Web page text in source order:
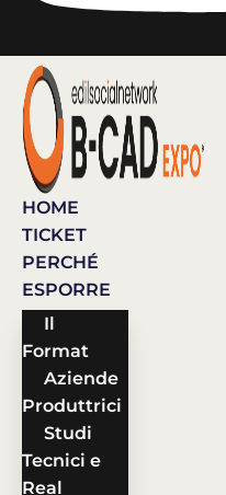
HOME
TICKET
PERCHÉ
ESPORRE
Il
Format
Aziende
Produttrici
Studi
Tecnici e
Real